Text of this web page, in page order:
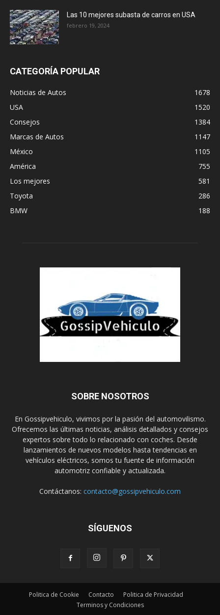
Las 10 mejores subasta de carros en USA
febrero 19, 2024
CATEGORÍA POPULAR
Noticias de Autos
1678
USA
1520
Consejos
1384
Marcas de Autos
1147
México
1105
América
755
Los mejores
581
Toyota
286
BMW
188
SOBRE NOSOTROS
En Gossipvehiculo, vivimos por la pasión del automovilismo.
Ofrecemos las últimas noticias, análisis detallados y consejos
expertos sobre todo lo relacionado con coches. Desde
lanzamientos de nuevos modelos hasta tendencias en
vehículos eléctricos, somos tu fuente de información
automotriz confiable y actualizada.
Contáctanos: contacto@gossipvehiculo.com
SÍGUENOS
Politica de Cookie Contacto
Politica de Privacidad
Terminos y Condiciones